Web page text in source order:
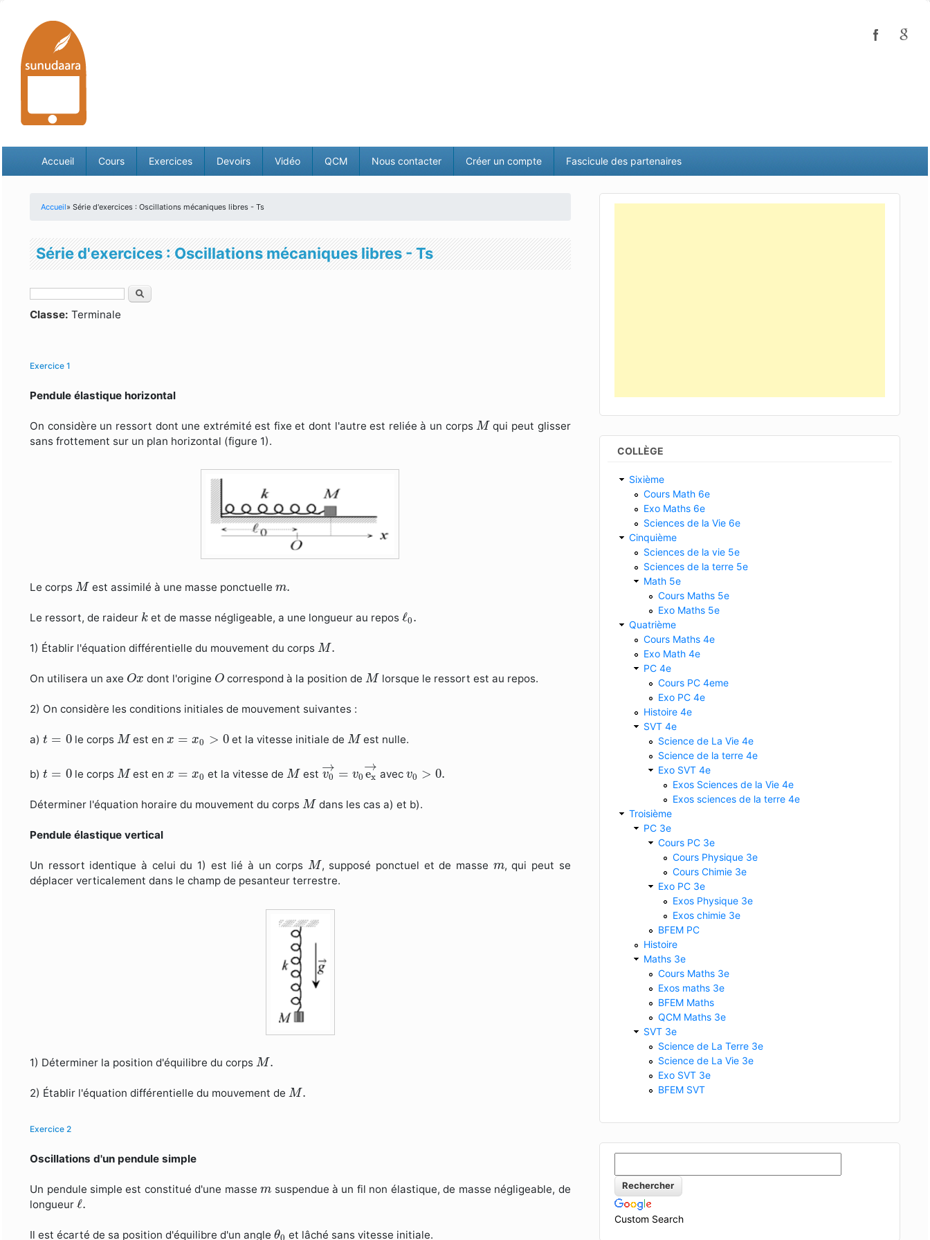
Accueil Cours Exercices Devoirs Vidéo QCM Nous contacter Créer un compte Fascicule des partenaires
Accueil» Série d'exercices : Oscillations mécaniques libres - Ts
Série d'exercices : Oscillations mécaniques libres - Ts
Formulaire de recherche
Rechercher
Classe:Terminale
Exercice 1
Pendule élastique horizontal
On considère un ressort dont une extrémité est fixe et dont l'autre est reliée à un corps M
Mqui peut glisser
sans frottement sur un plan horizontal (figure 1).
Le corpsM
Mest assimilé à une masse ponctuelle m.
m.
Le ressort, de raideur k
k et de masse négligeable, a une longueur au reposℓ0.
ℓ
1) Établir l'équation différentielle du mouvement du corpsM.
M.
On utilisera un axe Ox
Ox dont l'origine O
O correspond à la position deM
Mlorsque le ressort est au repos.
2) On considère les conditions initiales de mouvement suivantes :
a)t = 0
t le corps M
Mest en x = x0 > 0
x= 0> 0 et la vitesse initiale de M
Mest nulle.
b)t = 0
t le corps M
M est en x = x0
x=x 0 et la vitesse deM
M est →
v0 = v0
→
ex
0 0e
avecv0 > 0.
v > 0.
Déterminer l'équation horaire du mouvement du corpsM
M dans les cas a) et b).
Pendule élastique vertical
Un ressort identique à celui du 1) est lié à un corpsM
M , supposé ponctuel et de masse m
m, qui peut se
déplacer verticalement dans le champ de pesanteur terrestre.
1) Déterminer la position d'équilibre du corpsM.
M.
2) Établir l'équation différentielle du mouvement deM.
M.
Exercice 2
Oscillations d'un pendule simple
Un pendule simple est constitué d'une massem
m suspendue à un fil non élastique, de masse négligeable, de
longueurℓ.
ℓ.
Il est écarté de sa position d'équilibre d'un angleθ
θ et lâché sans vitesse initiale.
COLLÈGE
Sixième
Cours Math 6e
Exo Maths 6e
Sciences de la Vie 6e
Cinquième
Sciences de la vie 5e
Sciences de la terre 5e
Math 5e
Cours Maths 5e
Exo Maths 5e
Quatrième
Cours Maths 4e
Exo Math 4e
PC 4e
Cours PC 4eme
Exo PC 4e
Histoire 4e
SVT 4e
Science de La Vie 4e
Science de la terre 4e
Exo SVT 4e
Exos Sciences de la Vie 4e
Exos sciences de la terre 4e
Troisième
PC 3e
Cours PC 3e
Cours Physique 3e
Cours Chimie 3e
Exo PC 3e
Exos Physique 3e
Exos chimie 3e
BFEM PC
Histoire
Maths 3e
Cours Maths 3e
Exos maths 3e
BFEM Maths
QCM Maths 3e
SVT 3e
Science de La Terre 3e
Science de La Vie 3e
Exo SVT 3e
BFEM SVT
Custom Search